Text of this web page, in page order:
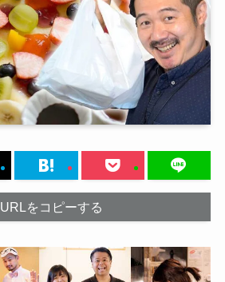
URLをコピーする